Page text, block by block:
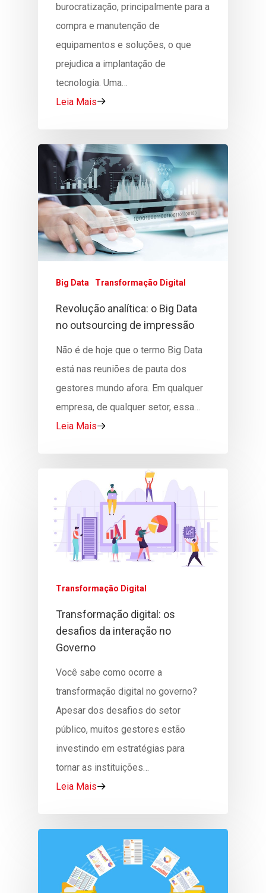
burocratização, principalmente para a
compra e manutenção de
equipamentos e soluções, o que
prejudica a implantação de
tecnologia. Uma…
Leia Mais
Big Data Transformação Digital
Revolução analítica: o Big Data
no outsourcing de impressão
Não é de hoje que o termo Big Data
está nas reuniões de pauta dos
gestores mundo afora. Em qualquer
empresa, de qualquer setor, essa…
Leia Mais
Transformação Digital
Transformação digital: os
desafios da interação no
Governo
Você sabe como ocorre a
transformação digital no governo?
Apesar dos desafios do setor
público, muitos gestores estão
investindo em estratégias para
tornar as instituições…
Leia Mais
O GRUPO
SUSTENTABILIDADE
Outsourcing De
PCaaS – Outsourcing
Notebooks E Desktops
Soluções
OUTSOURCING
Outsourcing De
ADMINISTRAÇÃO
Blog